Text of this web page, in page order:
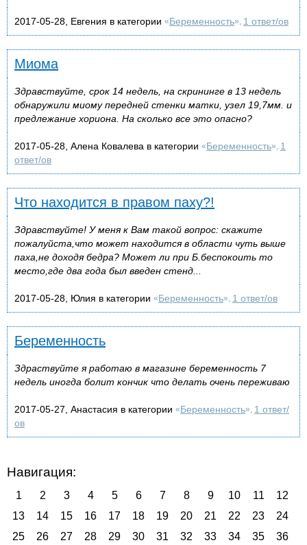
2017-05-28, Евгения в категории «Беременность», 1 ответ/ов
Миома
Здравствуйте, срок 14 недель, на скрининге в 13 недель
обнаружили миому передней стенки матки, узел 19,7мм. и
предлежание хориона. На сколько все это опасно?
2017-05-28, Алена Ковалева в категории «Беременность», 1
ответ/ов
Что находится в правом паху?!
Здравствуйте! У меня к Вам такой вопрос: скажите
пожалуйста,что может находится в области чуть выше
паха,не доходя бедра? Может ли при Б.беспокоить то
место,где два года был введен стенд...
2017-05-28, Юлия в категории «Беременность», 1 ответ/ов
Беременность
Здраствуйте я работаю в магазине беременность 7
недель иногда болит кончик что делать очень переживаю
2017-05-27, Анастасия в категории «Беременность», 1 ответ/
ов
Навигация:
1 2 3 4 5 6 7 8 9 10 11
12
13
14 15 16 17 18 19 20 21 22 23
24
25
26 27 28 29 30 31 32 33 34 35
36